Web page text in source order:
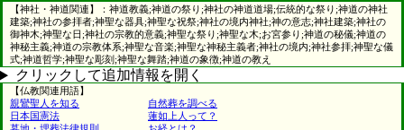
【神社・神道関連】：神道教義;神道の祭り;神社の神道道場;伝統的な祭り;神道の神社
建築;神社の参拝者;神聖な器具;神聖な祝祭;神社の境内神社;神の意志;神社建築;神社の
御神木;神聖な日;神社の宗教的意義;神聖な祭り;神聖な木;お宮参り;神道の秘儀;神道の
神秘主義;神道の宗教体系;神聖な音楽;神聖な神秘主義者;神社の境内;神社参拝;神聖な儀
式;神道哲学;神聖な彫刻;神聖な舞踏;神道の象徴;神道の教え
クリックして追加情報を開く
【仏教関連用語】
親鸞聖人を知る
自然葬を調べる
日本国憲法
蓮如上人って？